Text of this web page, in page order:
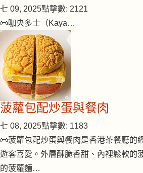
七 09, 2025點擊數: 2121
📜咖央多士（Kaya…
菠蘿包配炒蛋與餐肉
七 08, 2025點擊數: 1183
📜菠蘿包配炒蛋與餐肉是香港茶餐廳的
遊客喜愛。外層酥脆香甜、內裡鬆軟的
的菠蘿麵…